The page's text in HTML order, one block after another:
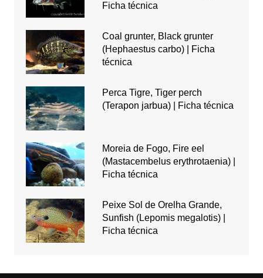
Ficha técnica
Coal grunter, Black grunter
(Hephaestus carbo) | Ficha
técnica
Perca Tigre, Tiger perch
(Terapon jarbua) | Ficha técnica
Moreia de Fogo, Fire eel
(Mastacembelus erythrotaenia) |
Ficha técnica
Peixe Sol de Orelha Grande,
Sunfish (Lepomis megalotis) |
Ficha técnica